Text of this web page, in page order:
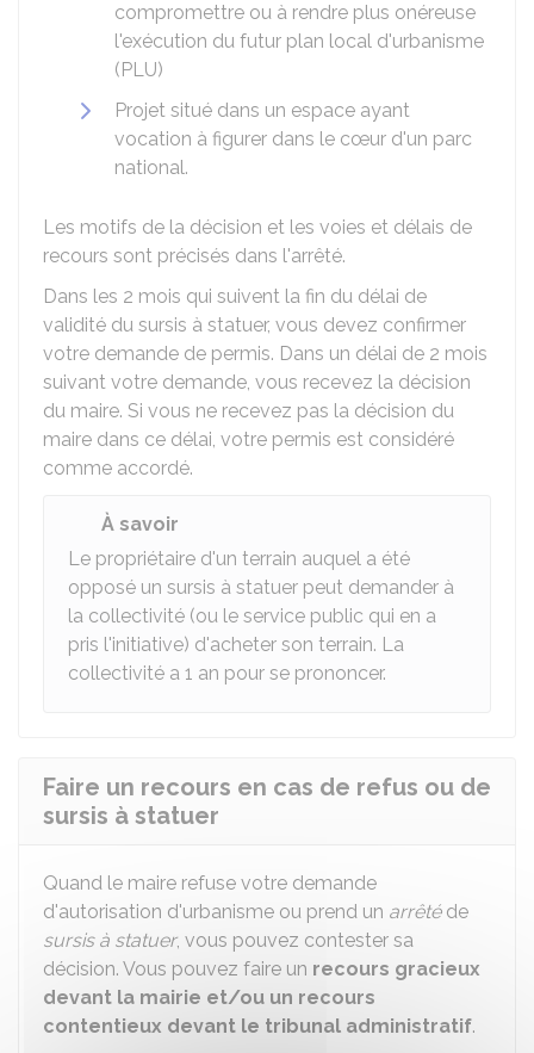
compromettre ou à rendre plus onéreuse
l'exécution du futur plan local d'urbanisme
(PLU)
Projet situé dans un espace ayant
vocation à figurer dans le cœur d'un parc
national.
Les motifs de la décision et les voies et délais de
recours sont précisés dans l'arrêté.
Dans les 2 mois qui suivent la fin du délai de
validité du sursis à statuer, vous devez confirmer
votre demande de permis. Dans un délai de 2 mois
suivant votre demande, vous recevez la décision
du maire. Si vous ne recevez pas la décision du
maire dans ce délai, votre permis est considéré
comme accordé.
À savoir
Le propriétaire d'un terrain auquel a été
opposé un sursis à statuer peut demander à
la collectivité (ou le service public qui en a
pris l'initiative) d'acheter son terrain. La
collectivité a 1 an pour se prononcer.
Faire un recours en cas de refus ou de
sursis à statuer
Quand le maire refuse votre demande
d'autorisation d'urbanisme ou prend un arrêtéde
sursis à statuer, vous pouvez contester sa
décision. Vous pouvez faire un recours gracieux
devant la mairie et/ou un recours
contentieux devant le tribunal administratif.